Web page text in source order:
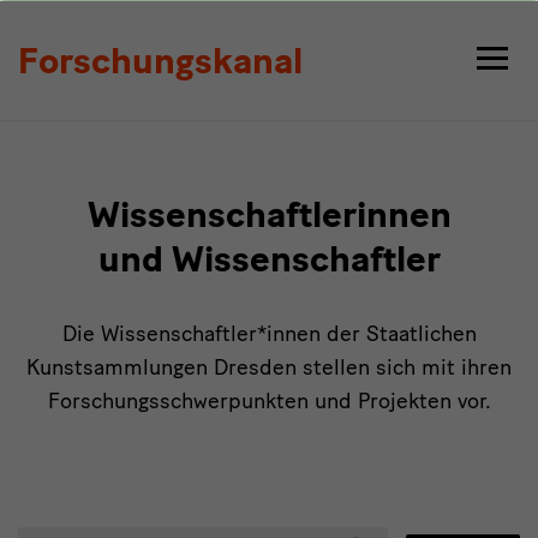
Forschungskanal
Wissenschaftlerinnen
und Wissenschaftler
Die Wissenschaftler*innen der Staatlichen
Kunstsammlungen Dresden stellen sich mit ihren
Forschungsschwerpunkten und Projekten vor.